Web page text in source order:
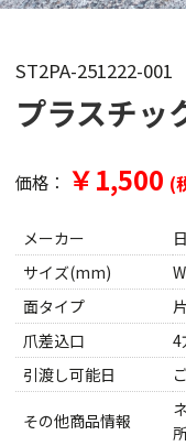
ST2PA-251222-001
プラスチッ
価格： ￥1,500 (
メーカー
サイズ(mm)
面タイプ
爪差込口
4
引渡し可能日
その他商品情報